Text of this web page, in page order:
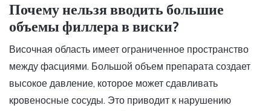
Почему нельзя вводить большие
объемы филлера в виски?
Височная область имеет ограниченное пространство
между фасциями. Большой объем препарата создает
высокое давление, которое может сдавливать
кровеносные сосуды. Это приводит к нарушению